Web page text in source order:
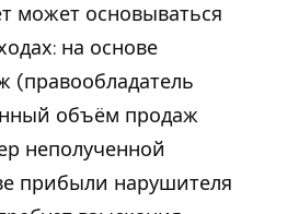
может основываться
на основе
(правообладатель
объём продаж
неполученной
прибыли нарушителя